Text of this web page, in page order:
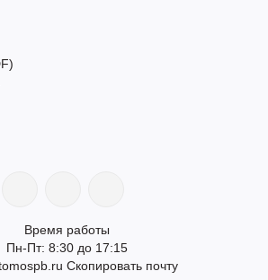
Время работы
Пн-Пт: 8:30 до 17:15
Скопировать почту